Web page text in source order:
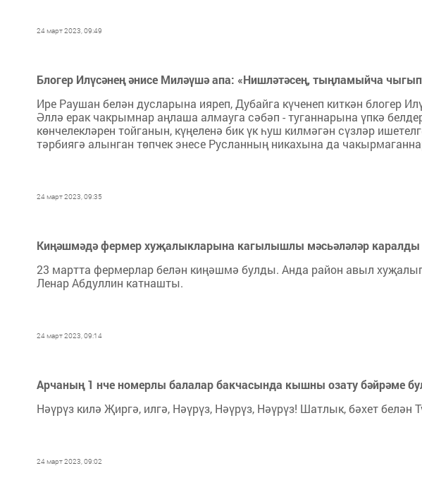
24 март 2023, 09:49
Блогер Илүсәнең әнисе Миләүшә апа: «Нишләтәсең, тыңламыйча чыгып
Ире Раушан белән дусларына ияреп, Дубайга күченеп киткән блогер
Әллә ерак чакрымнар аңлаша алмауга сәбәп - туганнарына үпкә
көнчелекләрен тойганын, күңеленә бик үк һуш килмәгән сүзләр
тәрбиягә алынган төпчек энесе Русланның никахына да
24 март 2023, 09:35
Киңәшмәдә фермер хуҗалыкларына кагылышлы мәсьәләләр каралды
23 мартта фермерлар белән киңәшмә булды. Анда район авыл
Ленар Абдуллин катнашты.
24 март 2023, 09:14
Арчаның 1 нче номерлы балалар бакчасында кышны озату бәйрәме
Нәүрүз килә Җиргә, илгә, Нәүрүз, Нәүрүз, Нәүрүз! Шатлык, бәхет белән
24 март 2023, 09:02